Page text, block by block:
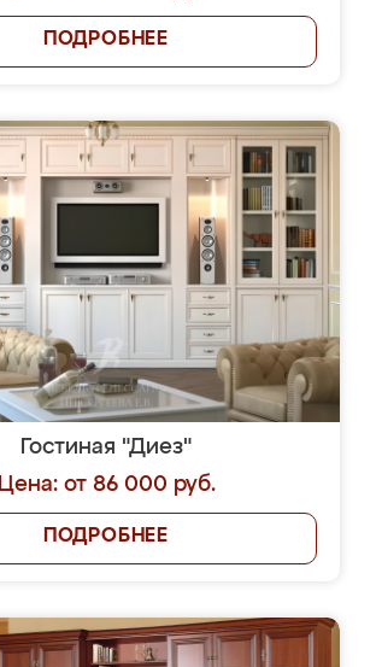
ПОДРОБНЕЕ
Гостиная "Диез"
Цена: от 86 000 руб.
ПОДРОБНЕЕ